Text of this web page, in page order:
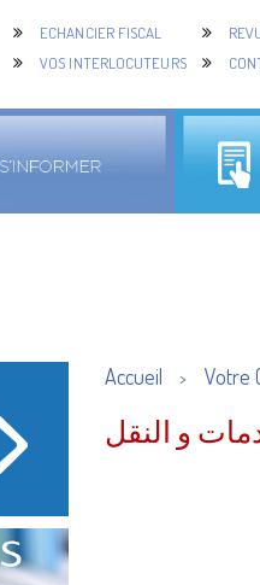
ECHANCIER FISCAL
VOS INTERLOCUTEURS
Accueil > Votre
و النقل